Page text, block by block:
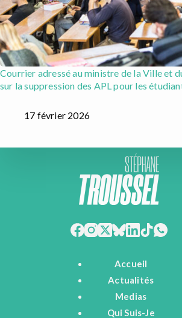
Courrier adressé au ministre de la Ville et
sur la suppression des APL pour les
17 février 2026
Accueil
Actualités
Medias
Qui Suis-Je